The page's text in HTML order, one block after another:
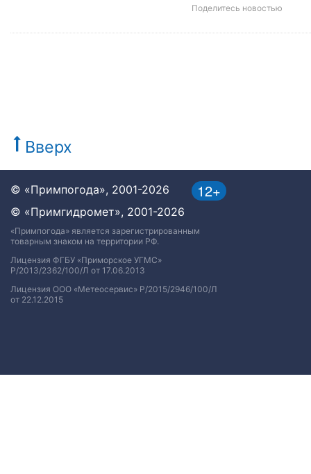
Поделитесь новостью
Вверх
12+
© «Примпогода», 2001-2026
© «Примгидромет», 2001-2026
«Примпогода» является зарегистрированным
товарным знаком на территории РФ.
Лицензия ФГБУ «Приморское УГМС»
Р/2013/2362/100/Л от 17.06.2013
Лицензия ООО «Метеосервис» Р/2015/2946/100/Л
от 22.12.2015